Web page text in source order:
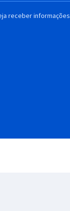
receber informações